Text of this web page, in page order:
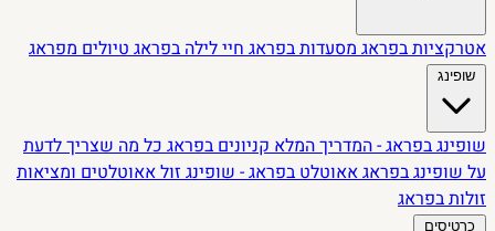
אטרקציות בפראגמסעדות בפראגחיי לילה בפראגטיולים מפראג
שופינג
שופינג בפראג - המדריך המלאקניונים בפראגכל מה שצריך לדעת
על שופינג בפראגאאוטלט בפראג - שופינג זולאאוטלטים ומציאות
זולות בפראג
כרטיסים